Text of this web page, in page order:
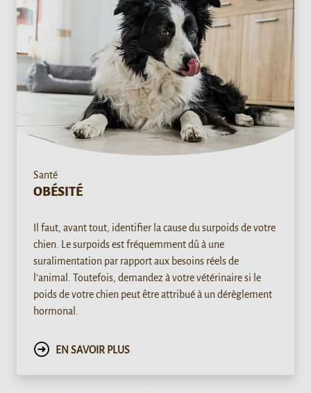
Santé
OBÉSITÉ
Il faut, avant tout, identifier la cause du surpoids de votre
chien. Le surpoids est fréquemment dû à une
suralimentation par rapport aux besoins réels de
l'animal. Toutefois, demandez à votre vétérinaire si le
poids de votre chien peut être attribué à un dérèglement
hormonal.
EN SAVOIR PLUS